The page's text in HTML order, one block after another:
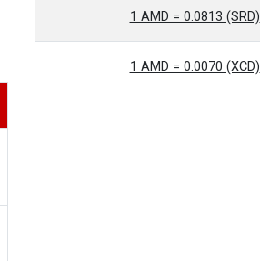
1 AMD = 0.0813 (SRD)
1 AMD = 0.0070 (XCD)